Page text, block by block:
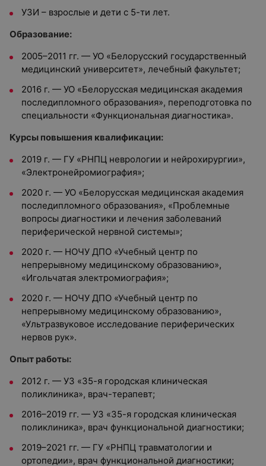
УЗИ – взрослые и дети с 5-ти лет.
Образование:
2005–2011 гг. — УО «Белорусский государственный
медицинский университет», лечебный факультет;
2016 г. — УО «Белорусская медицинская академия
последипломного образования», переподготовка по
специальности «Функциональная диагностика».
Курсы повышения квалификации:
2019 г. — ГУ «РНПЦ неврологии и нейрохирургии»,
«Электронейромиография»;
2020 г. — УО «Белорусская медицинская академия
последипломного образования», «Проблемные
вопросы диагностики и лечения заболеваний
периферической нервной системы»;
2020 г. — НОЧУ ДПО «Учебный центр по
непрерывному медицинскому образованию»,
«Игольчатая электромиография»;
2020 г. — НОЧУ ДПО «Учебный центр по
непрерывному медицинскому образованию»,
«Ультразвуковое исследование периферических
нервов рук».
Опыт работы:
2012 г. — УЗ «35-я городская клиническая
поликлиника», врач-терапевт;
2016–2019 гг. — УЗ «35-я городская клиническая
поликлиника», врач функциональной диагностики;
2019–2021 гг. — ГУ «РНПЦ травматологии и
ортопедии», врач функциональной диагностики;